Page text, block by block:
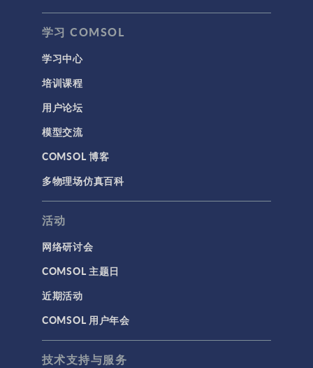
学习 COMSOL
学习中心
培训课程
用户论坛
模型交流
COMSOL 博客
多物理场仿真百科
活动
网络研讨会
COMSOL 主题日
近期活动
COMSOL 用户年会
技术支持与服务